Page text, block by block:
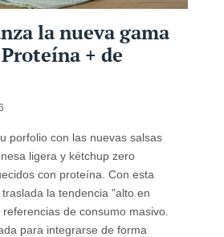
la nueva gama
+ de
porfolio con las nuevas salsas
ligera y kétchup zero
con proteína. Con esta
la tendencia "alto en
de consumo masivo.
para integrarse de forma